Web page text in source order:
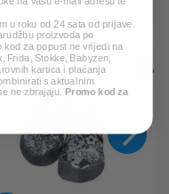
u roku od 24 sata od prijave.
proizvoda po
kod za popust ne vrijedi na
Frida, Stokke, Babyzen,
kartica i plaćanja
s aktualnim
ne zbrajaju. Promo kod za